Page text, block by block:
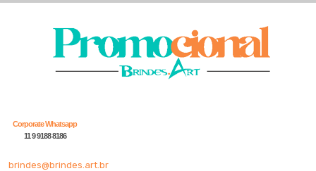
Corporate Whatsapp
11 9 9188 8186
brindes@brindes.art.br